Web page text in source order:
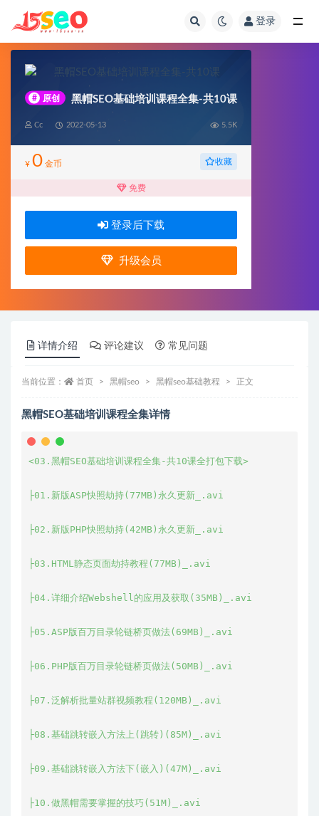
登录
# 原创 黑帽SEO基础培训课程全集-共10课
Cc 2022-05-13 5.5K
¥ 0 金币 收藏
免费
登录后下载
升级会员
详情介绍 评论建议 常见问题
当前位置： 首页 黑帽seo 黑帽seo基础教程 正文
黑帽SEO基础培训课程全集详情
<03.黑帽SEO基础培训课程全集-共10课全打包下载>
├01.新版ASP快照劫持(77MB)永久更新_.avi
├02.新版PHP快照劫持(42MB)永久更新_.avi
├03.HTML静态页面劫持教程(77MB)_.avi
├04.详细介绍Webshell的应用及获取(35MB)_.avi
├05.ASP版百万目录轮链桥页做法(69MB)_.avi
├06.PHP版百万目录轮链桥页做法(50MB)_.avi
├07.泛解析批量站群视频教程(120MB)_.avi
├08.基础跳转嵌入方法上(跳转)(85M)_.avi
├09.基础跳转嵌入方法下(嵌入)(47M)_.avi
├10.做黑帽需要掌握的技巧(51M)_.avi